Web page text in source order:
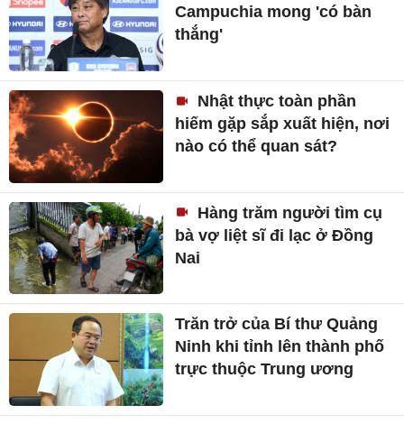
Campuchia mong 'có bàn
thắng'
Nhật thực toàn phần
hiếm gặp sắp xuất hiện, nơi
nào có thể quan sát?
Hàng trăm người tìm cụ
bà vợ liệt sĩ đi lạc ở Đồng
Nai
Trăn trở của Bí thư Quảng
Ninh khi tỉnh lên thành phố
trực thuộc Trung ương